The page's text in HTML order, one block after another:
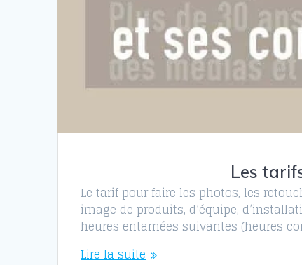
Les
Le tarif pour faire les photos, les
image de produits, d’équipe,
heures entamées suivantes (heures
Lire la suite